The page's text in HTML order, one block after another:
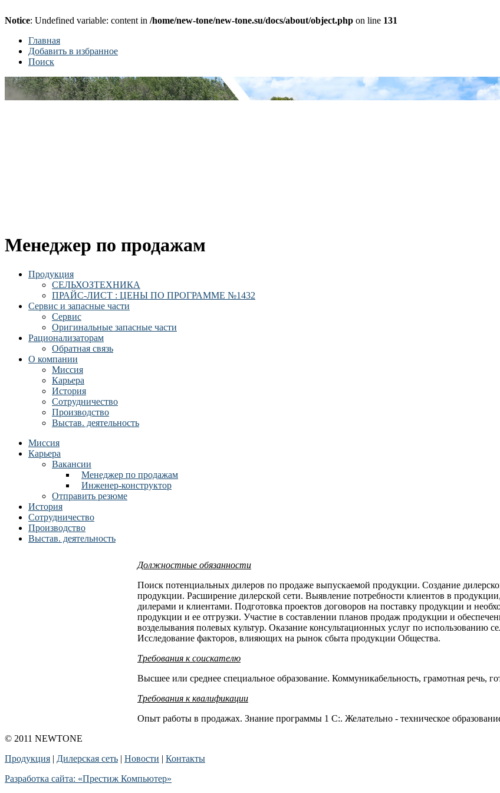
Notice: Undefined variable: content in /home/new-tone/new-tone.su/docs/about/object.php on line 131
Главная
Добавить в избранное
Поиск
Менеджер по продажам
Продукция
СЕЛЬХОЗТЕХНИКА
ПРАЙС-ЛИСТ : ЦЕНЫ ПО ПРОГРАММЕ №1432
Сервис и запасные части
Сервис
Оригинальные запасные части
Рационализаторам
Обратная связь
О компании
Миссия
Карьера
История
Сотрудничество
Производство
Выстав. деятельность
Миссия
Карьера
Вакансии
Менеджер по продажам
Инженер-конструктор
Отправить резюме
История
Сотрудничество
Производство
Выстав. деятельность
Должностные обязанности
Поиск потенциальных дилеров по продаже выпускаемой продукции. Создание
продукции. Расширение дилерской сети. Выявление потребности клиентов в
дилерами и клиентами. Подготовка проектов договоров на поставку продукции и
продукции и ее отгрузки. Участие в составлении планов продаж продукции и
возделывания полевых культур. Оказание консультационных услуг по использованию
Исследование факторов, влияющих на рынок сбыта продукции Общества.
Требования к соискателю
Высшее или среднее специальное образование. Коммуникабельность, грамотная речь,
Требования к квалификации
Опыт работы в продажах. Знание программы 1 С:. Желательно - техническое
© 2011 NEWTONE
Продукция | Дилерская сеть | Новости | Контакты
Разработка сайта: «Престиж Компьютер»